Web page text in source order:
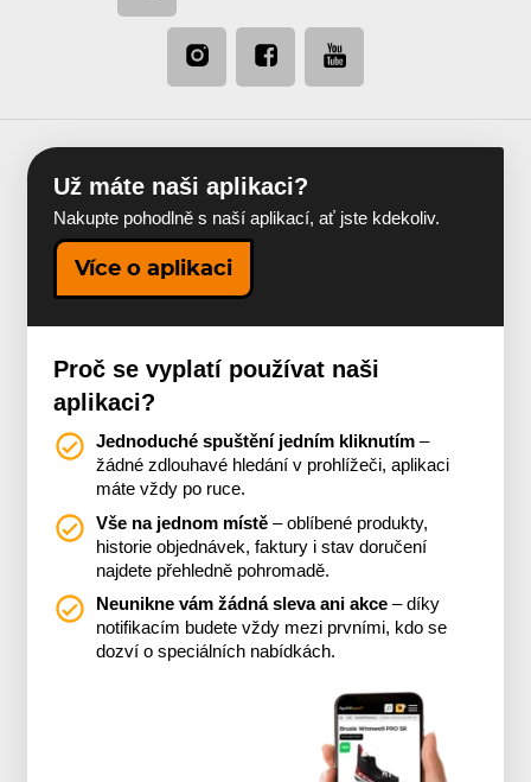
Už máte naši aplikaci?
Nakupte pohodlně s naší aplikací, ať jste kdekoliv.
Více o aplikaci
Proč se vyplatí používat naši
aplikaci?
Jednoduché spuštění jedním kliknutím –
žádné zdlouhavé hledání v prohlížeči, aplikaci
máte vždy po ruce.
Vše na jednom místě – oblíbené produkty,
historie objednávek, faktury i stav doručení
najdete přehledně pohromadě.
Neunikne vám žádná sleva ani akce – díky
notifikacím budete vždy mezi prvními, kdo se
dozví o speciálních nabídkách.